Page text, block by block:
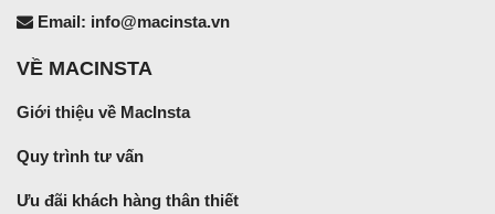
Email: info@macinsta.vn
VỀ MACINSTA
Giới thiệu về MacInsta
Quy trình tư vấn
Ưu đãi khách hàng thân thiết